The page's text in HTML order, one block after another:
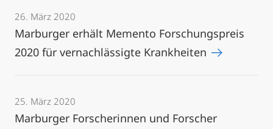
26. März 2020
Marburger erhält Memento Forschungspreis
2020 für vernachlässigte Krankheiten
25. März 2020
Marburger Forscherinnen und Forscher